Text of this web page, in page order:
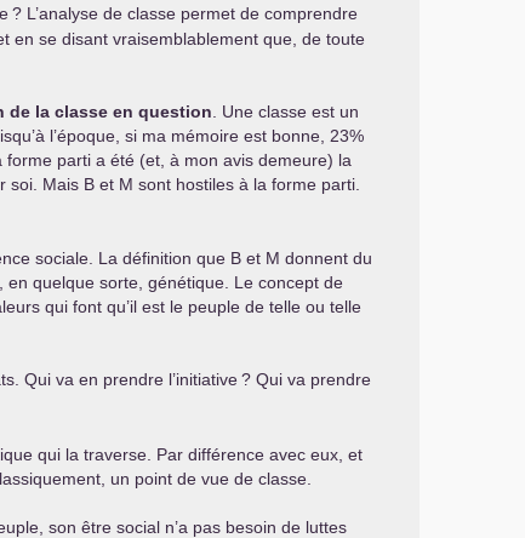
? L’analyse de classe permet de comprendre
en se disant vraisemblablement que, de toute
de la classe en question . Une classe est un
l’époque, si ma mémoire est bonne, 23%
parti a été (et, à mon avis demeure) la
Mais B et M sont hostiles à la forme parti.
sociale. La définition que B et M donnent du
quelque sorte, génétique. Le concept de
qui font qu’il est le peuple de telle ou telle
Qui va en prendre l’initiative? Qui va prendre
qui la traverse. Par différence avec eux, et
un point de vue de classe.
son être social n’a pas besoin de luttes